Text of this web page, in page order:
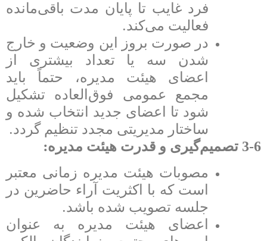
فرد غایب تا پایان مدت باقی‌مانده
فعالیت می‌کند.
در صورت بروز این وضعیت و خارج
شدن سه یا تعداد بیشتری از
اعضای هیئت مدیره، حتماً باید
مجمع عمومی فوق‌العاده تشکیل
شود تا اعضای جدید انتخاب شده و
ساختار مدیریتی مجدد تنظیم گردد.
3-6 تصمیم‌گیری و قدرت هیئت مدیره :
مصوبات هیئت مدیره زمانی معتبر
است که با اکثریت آراء حاضرین در
جلسه تصویب شده باشد.
اعضای هیئت مدیره به عنوان